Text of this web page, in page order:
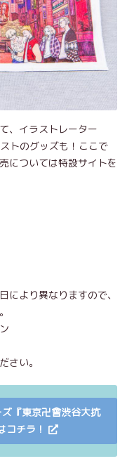
、イラストレーター
トのグッズも！ここで
については特設サイトを
により異なりますので、
さい。
『東京卍會渋谷大抗
コチラ！